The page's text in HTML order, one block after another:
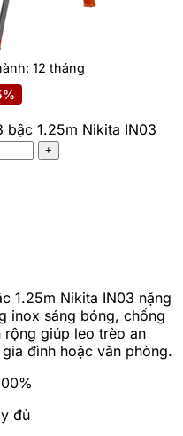
12 tháng
bậc 1.25m Nikita IN03
1.25m Nikita IN03 nặng
inox sáng bóng, chống
giúp leo trèo an
đình hoặc văn phòng.
đủ